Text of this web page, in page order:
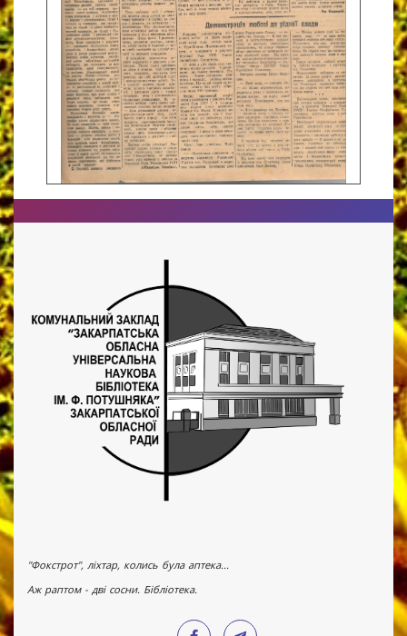
"Фокстрот", ліхтар, колись була аптека...
Аж раптом - дві сосни. Бібліотека.